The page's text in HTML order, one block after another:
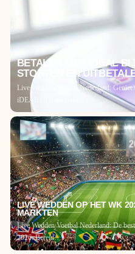
BETALEN MET IDEAL
STORTEN EN
Live Wedden Voetbal Nederland: Geniet
iDEAL bij bookmakers…
LIVE WEDDEN OP HET WK
MARKTEN
Live Wedden Voetbal Nederland: De
2026. Bereid…